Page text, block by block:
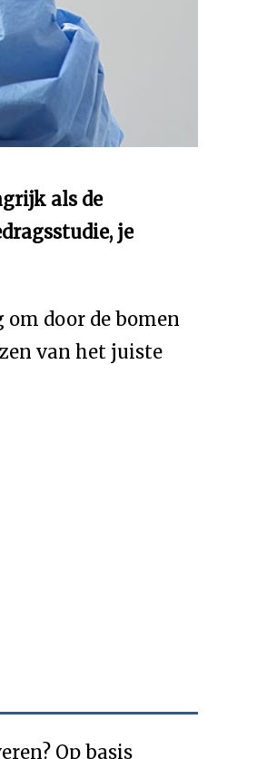
als de
je
door de bomen
van het juiste
Op basis